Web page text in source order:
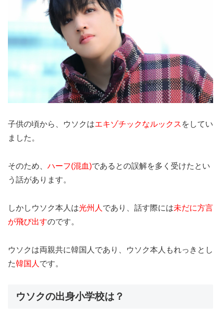
子供の頃から、ウソクはエキゾチックなルックス をしてい
ました。
そのため、 ハーフ(混血)であるとの誤解を多く受けたとい
う話があります。
しかしウソク本人は光州人 であり、話す際には未だに方言
が飛び出すのです。
ウソクは両親共に韓国人であり、ウソク本人もれっきとし
た韓国人 です。
ウソクの出身小学校は？